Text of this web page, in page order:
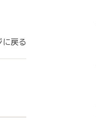
に戻る